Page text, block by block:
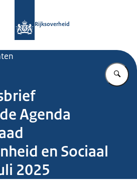
Rijksoverheid
Agenda
en Sociaal
2025